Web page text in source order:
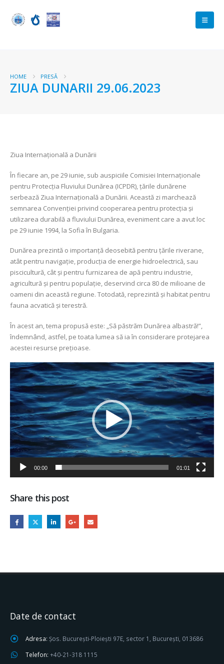
HOME PRESĂ
ZIUA DUNARII 29.06.2023
Ziua Internațională a Dunării
În fiecare an, pe 29 iunie, sub auspiciile Comisiei Internaționale
pentru Protecția Fluviului Dunărea (ICPDR), țările dunărene
serbează Ziua Internațională a Dunării. Această zi marchează
semnarea Convenției privind cooperarea pentru protecția și
utilizarea durabilă a fluviului Dunărea, eveniment care a avut loc
pe 29 iunie 1994, la Sofia în Bulgaria.
Dunărea prezintă o importanță deosebită pentru țările riverane,
atât pentru navigație, producția de energie hidroelectrică, sau
piscicultură, cât și pentru furnizarea de apă pentru industrie,
agricultură și pentru populație, deservind circa 80 de milioane de
oameni din această regiune. Totodată, reprezintă şi habitat pentru
fauna acvatică şi terestră.
În acest an, tema propusă este: „Să păstrăm Dunărea albastră!”,
îndemnând, astfel, pe toata lumea să ia în considerare protejarea
acestei resurse prețioase.
Player
video
00:00 01:01
Share this post
Date de contact
Adresa: Șos. București-Ploiești 97E, sector 1, București, 013686
Telefon: +40-21-318 1115